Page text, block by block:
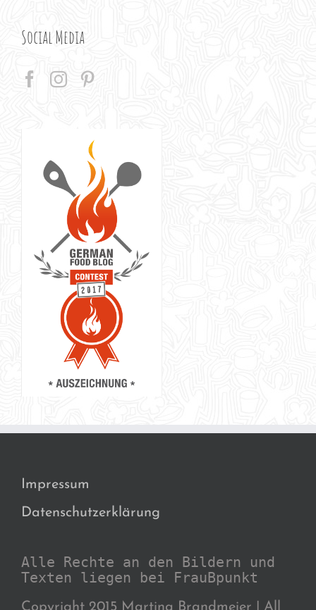
Social Media
Impressum
Datenschutzerklärung
Alle Rechte an den Bildern und
Texten liegen bei FrauBpunkt